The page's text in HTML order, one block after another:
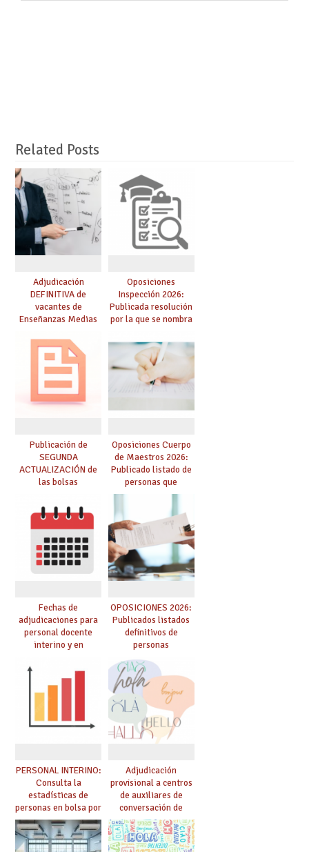
Related Posts
Adjudicación
DEFINITIVA de
vacantes de
Enseñanzas Medias
Oposiciones
Inspección 2026:
Publicada resolución
por la que se nombra
prácticas, se regulan
dichas prácticas y se
convoca acto público
de adjudicación
Publicación de
SEGUNDA
ACTUALIZACIÓN de
las bolsas
Cuerpo de Maestros
de especialidades
convocadas a
oposición
Oposiciones Cuerpo
de Maestros 2026:
Publicado listado de
personas que
adquieren nueva
especialidad
Fechas de
adjudicaciones para
personal docente
interino y en
debes saber
OPOSICIONES 2026:
Publicados listados
definitivos de
personas
seleccionadas. ¿Qué
hacer ahora si he
obtenido plaza?
PERSONAL INTERINO:
Consulta la
estadísticas de
personas en bolsa por
cuerpo, especialidad
y tipo de bolsa para
el curso 26/27
Adjudicación
provisional a centros
de auxiliares de
conversación de
inglés y francés